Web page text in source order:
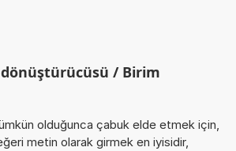
/ Birim
olduğunca çabuk elde etmek için,
metin olarak girmek en iyisidir,